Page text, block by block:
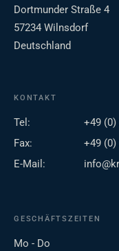
Dortmunder Straße 4
57234 Wilnsdorf
Deutschland
KONTAKT
Tel:
+49 (0)
Fax:
+49 (0)
E-Mail:
GESCHÄFTSZEITEN
Mo - Do